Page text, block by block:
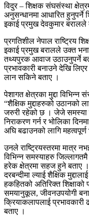
विदुर – शिक्षक संघसंस्था
अनुसन्धानमा आधारित हुनुपर्ने
इकाई प्रमुख देवकुमार बरालले
प्रगतिशील नेपाल राष्ट्रिय
इकाई प्रमुख बरालले उक्त
तथ्यपुरक आवाज उठाउनुपर्ने
प्रभावकारी बनाउने देखि
लान सकिने बताए ।
पेशागत क्षेत्रका मुद्दा
“शैक्षिक मुद्दाहरुको उठानको
जरुरी रहेको छ । जेजे समस्या
निराकरण गर्न र भोलिका
अघि बढाउनको लागि महत्वपूर्ण
उनले राष्ट्रियस्तरमा मात्र
विभिन्न समस्याहरु
हरेक क्षेत्रमा सहज हुने बताए ।
दरबन्दीमा ल्याई शैक्षिक
हकहितको अतिरिक्त शिक्षाको
समयानुकूल, जीवनउपयोगी
क्रियाकलापलाई प्रभावकारी
बताए ।